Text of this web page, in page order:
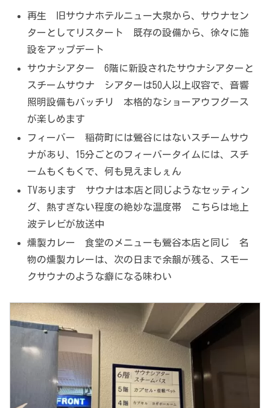
再生 旧サウナホテルニュー大泉から、サウナセン
ターとしてリスタート 既存の設備から、徐々に施
設をアップデート
サウナシアター 6階に新設されたサウナシアターと
スチームサウナ シアターは50人以上収容で、音響
照明設備もバッチリ 本格的なショーアウフグース
が楽しめます
フィーバー 稲荷町には鶯谷にはないスチームサウ
ナがあり、15分ごとのフィーバータイムには、スチ
ームもくもくで、何も見えましぇん
TVあります サウナは本店と同じようなセッティン
グ、熱すぎない程度の絶妙な温度帯 こちらは地上
波テレビが放送中
燻製カレー 食堂のメニューも鶯谷本店と同じ 名
物の燻製カレーは、次の日まで余韻が残る、スモー
クサウナのような癖になる味わい